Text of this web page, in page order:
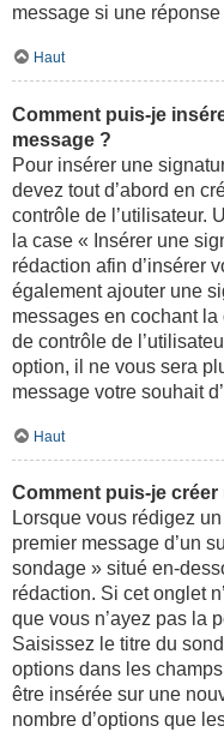
message si une
Haut
Comment puis-je
message ?
Pour insérer une
devez tout d’abord en
contrôle de l’utilisateur.
la case « Insérer une
rédaction afin d’insérer
également ajouter une
messages en cochant
de contrôle de
option, il ne vous sera
message votre souhait
Haut
Comment puis-je
Lorsque vous rédigez
premier message d’un
sondage » situé en-
rédaction. Si cet onglet
que vous n’ayez pas la
Saisissez le titre du
options dans les
être insérée sur une
nombre d’options que